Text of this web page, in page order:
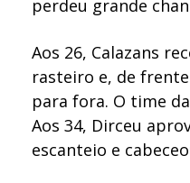
perdeu grande
Aos 26, Calazans
rasteiro e, de
para fora. O time
Aos 34, Dirceu
escanteio e